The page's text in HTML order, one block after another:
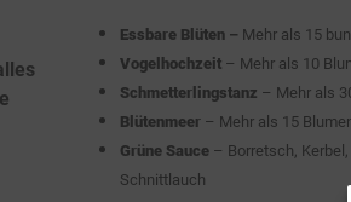
Essbare Blüten – Mehr als 15
Vogelhochzeit – Mehr als 10
Schmetterlingstanz – Mehr als
Blütenmeer – Mehr als 15
Grüne Sauce – Borretsch,
Schnittlauch